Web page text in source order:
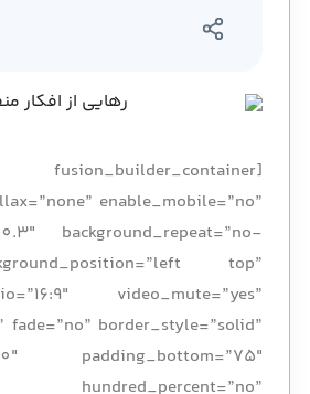
[fusion_builder_container
enable_mobile=”no”
background_repeat=”no-
top”
video_mute=”yes”
fade=”no” border_style=”solid”
padding_bottom=”75″
hundred_percent=”no”